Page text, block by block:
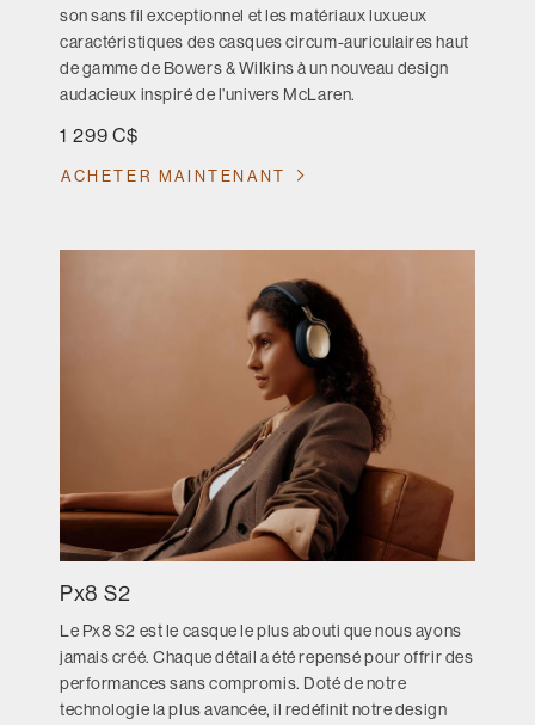
son sans fil exceptionnel et les matériaux luxueux
caractéristiques des casques circum-auriculaires haut
de gamme de Bowers & Wilkins à un nouveau design
audacieux inspiré de l’univers McLaren.
1 299 C$
ACHETER MAINTENANT
Px8 S2
Le Px8 S2 est le casque le plus abouti que nous ayons
jamais créé. Chaque détail a été repensé pour offrir des
performances sans compromis. Doté de notre
technologie la plus avancée, il redéfinit notre design